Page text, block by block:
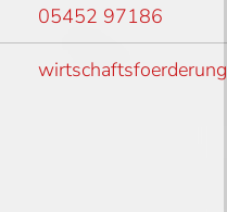
05452 97186